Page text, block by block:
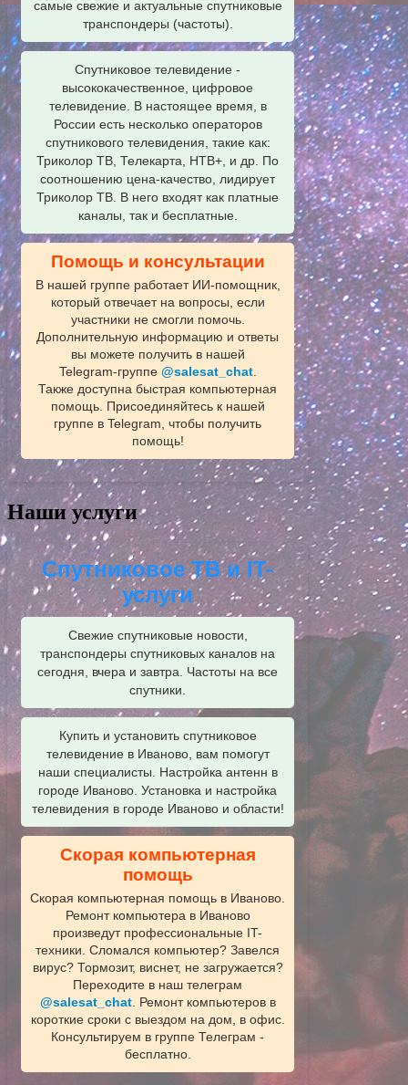
самые свежие и актуальные спутниковые
транспондеры (частоты).
Спутниковое телевидение -
высококачественное, цифровое
телевидение. В настоящее время, в
России есть несколько операторов
спутникового телевидения, такие как:
Триколор ТВ, Телекарта, НТВ+, и др. По
соотношению цена-качество, лидирует
Триколор ТВ. В него входят как платные
каналы, так и бесплатные.
Помощь и консультации
В нашей группе работает ИИ‑помощник,
который отвечает на вопросы, если
участники не смогли помочь.
Дополнительную информацию и ответы
вы можете получить в нашей
Telegram‑группе @salesat_chat.
Также доступна быстрая компьютерная
помощь. Присоединяйтесь к нашей
группе в Telegram, чтобы получить
помощь!
Наши услуги
Спутниковое ТВ и IT-
услуги
Свежие спутниковые новости,
транспондеры спутниковых каналов на
сегодня, вчера и завтра. Частоты на все
спутники.
Купить и установить спутниковое
телевидение в Иваново, вам помогут
наши специалисты. Настройка антенн в
городе Иваново. Установка и настройка
телевидения в городе Иваново и области!
Скорая компьютерная
помощь
Скорая компьютерная помощь в Иваново.
Ремонт компьютера в Иваново
произведут профессиональные IT-
техники. Сломался компьютер? Завелся
вирус? Тормозит, виснет, не загружается?
Переходите в наш телеграм
@salesat_chat. Ремонт компьютеров в
короткие сроки с выездом на дом, в офис.
Консультируем в группе Телеграм -
бесплатно.